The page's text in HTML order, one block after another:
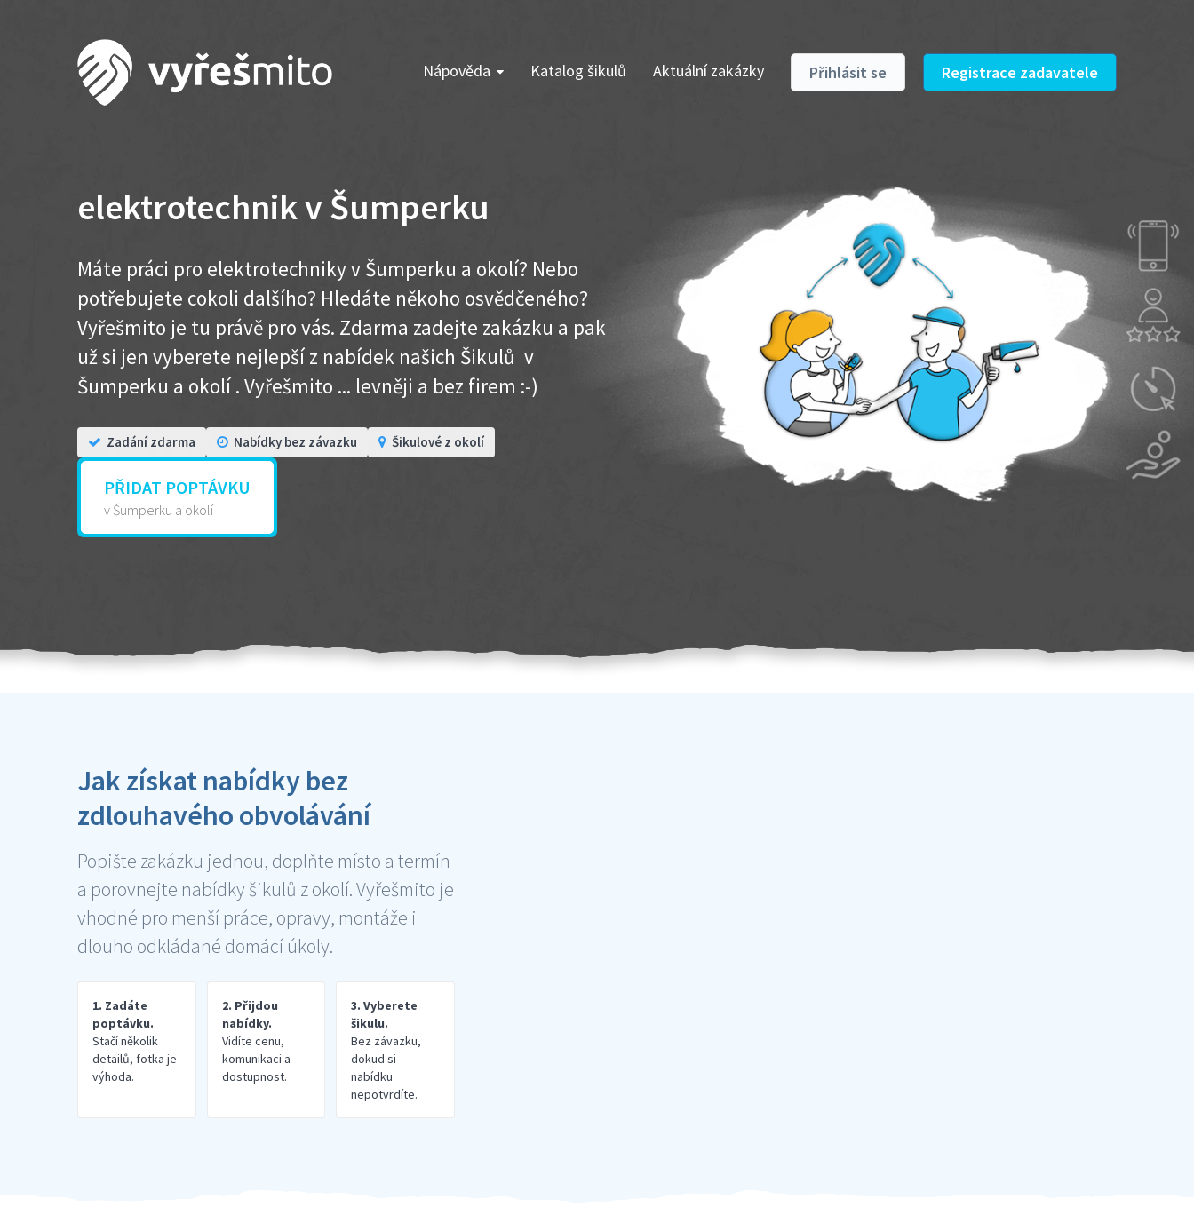
Nápověda Katalog šikulů Aktuální zakázky Přihlásit se Registrace zadavatele
elektrotechnik v Šumperku
Máte práci pro elektrotechniky v Šumperku a okolí? Nebo
potřebujete cokoli dalšího? Hledáte někoho osvědčeného?
Vyřešmito je tu právě pro vás. Zdarma zadejte zakázku a pak
už si jen vyberete nejlepší z nabídek našich Šikulů v
Šumperku a okolí . Vyřešmito ... levněji a bez firem :-)
Zadání zdarma Nabídky bez závazku Šikulové z okolí
PŘIDAT POPTÁVKU
v Šumperku a okolí
Jak získat nabídky bez
zdlouhavého obvolávání
Popište zakázku jednou, doplňte místo a termín
a porovnejte nabídky šikulů z okolí. Vyřešmito je
vhodné pro menší práce, opravy, montáže i
dlouho odkládané domácí úkoly.
1. Zadáte
poptávku.
Stačí několik
detailů, fotka je
výhoda.
2. Přijdou
nabídky.
Vidíte cenu,
komunikaci a
dostupnost.
3. Vyberete
šikulu.
Bez závazku,
dokud si
nabídku
nepotvrdíte.